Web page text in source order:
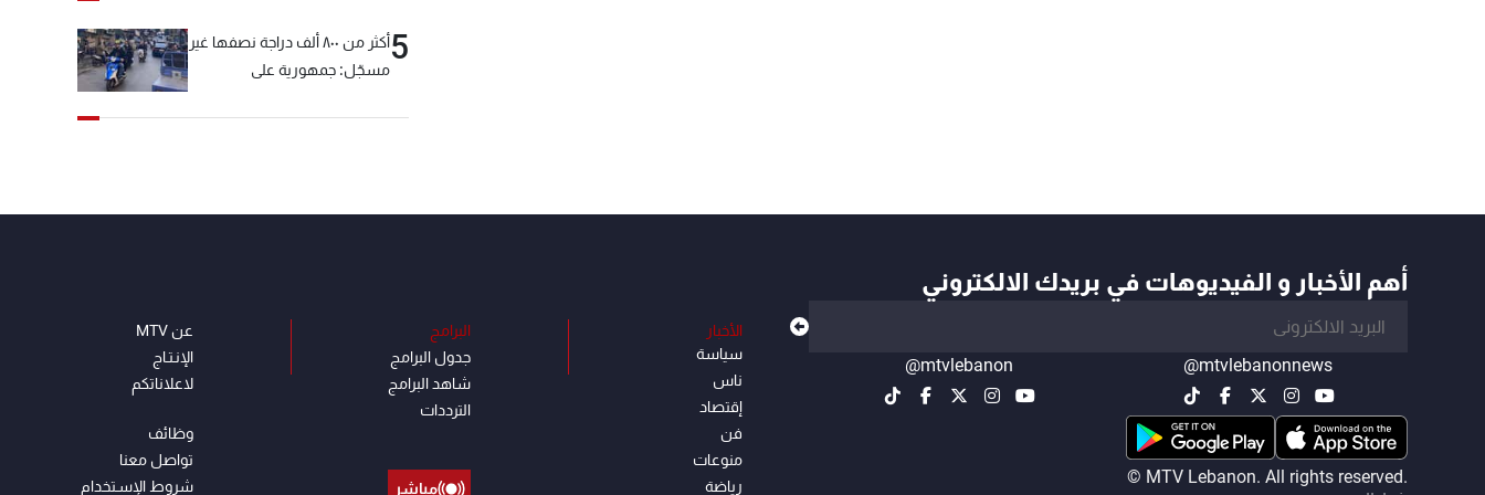
5
أكثر من ٨٠٠ ألف دراجة نصفها غير
مسجّل: جمهورية على
أهم الأخبار و الفيديوهات في بريدك الالكتروني
@mtvlebanonnews
@mtvlebanon
© MTV Lebanon. All rights reserved.
الأخبار
سياسة
ناس
إقتصاد
فن
منوعات
رياضة
البرامج
جدول البرامج
شاهد البرامج
الترددات
مباشر
عن MTV
الإنـتـاج
لاعلاناتكم
وظائف
تواصل معنا
شروط الإسـتخدام